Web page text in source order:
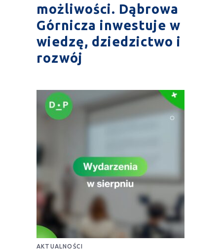
możliwości. Dąbrowa
Górnicza inwestuje w
wiedzę, dziedzictwo i
rozwój
AKTUALNOŚCI